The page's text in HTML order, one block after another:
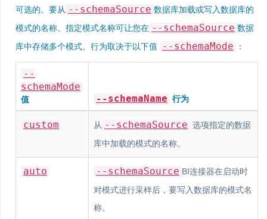
可选的。要从 --schemaSource 数据库加载或写入数据库的
模式的名称。指定模式名称可让您在 --schemaSource 数据
库中存储多个模式。行为取决于以下值
--schemaMode ：
--
schemaMode
值 --schemaName 行为
custom 从 --schemaSource 选项指定的数据
库中加载的模式的名称。
auto --schemaSource BI连接器在启动时
对模式进行采样后，要写入数据库的模式名
称。